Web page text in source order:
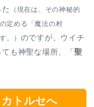
（現在は、その神秘的
定める「魔法の村
。） のですが、ウイチ
も神聖な場所、「聖
トルセへ